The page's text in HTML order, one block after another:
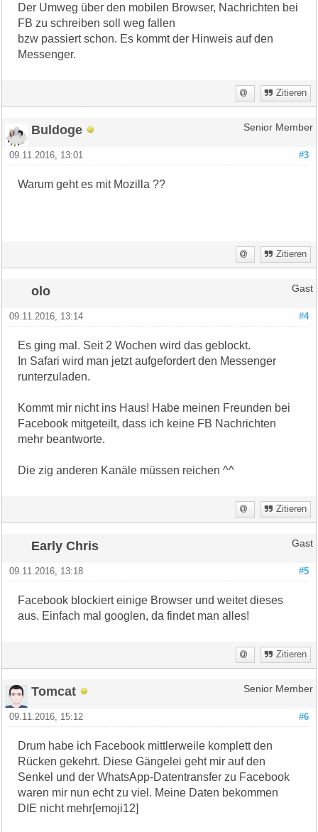
Der Umweg über den mobilen Browser, Nachrichten bei
FB zu schreiben soll weg fallen
bzw passiert schon. Es kommt der Hinweis auf den
Messenger.
Zitieren
Buldoge Senior Member
#3
09.11.2016, 13:01
Warum geht es mit Mozilla ??
Zitieren
olo Gast
#4
09.11.2016, 13:14
Es ging mal. Seit 2 Wochen wird das geblockt.
In Safari wird man jetzt aufgefordert den Messenger
runterzuladen.
Kommt mir nicht ins Haus! Habe meinen Freunden bei
Facebook mitgeteilt, dass ich keine FB Nachrichten
mehr beantworte.
Die zig anderen Kanäle müssen reichen ^^
Zitieren
Early Chris Gast
#5
09.11.2016, 13:18
Facebook blockiert einige Browser und weitet dieses
aus. Einfach mal googlen, da findet man alles!
Zitieren
Tomcat Senior Member
#6
09.11.2016, 15:12
Drum habe ich Facebook mittlerweile komplett den
Rücken gekehrt. Diese Gängelei geht mir auf den
Senkel und der WhatsApp-Datentransfer zu Facebook
waren mir nun echt zu viel. Meine Daten bekommen
DIE nicht mehr[emoji12]